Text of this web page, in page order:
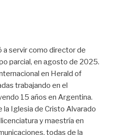
a servir como director de
parcial, en agosto de 2025.
en Herald of
trabajando en el
15 años en Argentina.
la Iglesia de Cristo Alvarado
y maestría en
todas de la